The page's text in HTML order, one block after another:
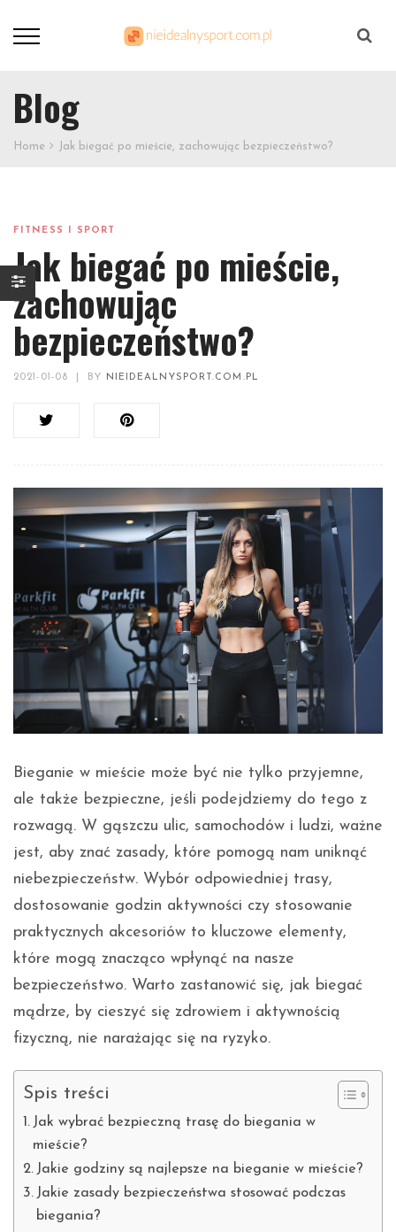
Blog
Home Jak biegać po mieście, zachowując bezpieczeństwo?
FITNESS I SPORT
Jak biegać po mieście,
zachowując
bezpieczeństwo?
2021-01-08 BY NIEIDEALNYSPORT.COM.PL
Bieganie w mieście może być nie tylko przyjemne,
ale także bezpieczne, jeśli podejdziemy do tego z
rozwagą. W gąszczu ulic, samochodów i ludzi, ważne
jest, aby znać zasady, które pomogą nam uniknąć
niebezpieczeństw. Wybór odpowiedniej trasy,
dostosowanie godzin aktywności czy stosowanie
praktycznych akcesoriów to kluczowe elementy,
które mogą znacząco wpłynąć na nasze
bezpieczeństwo. Warto zastanowić się, jak biegać
mądrze, by cieszyć się zdrowiem i aktywnością
fizyczną, nie narażając się na ryzyko.
Spis treści
Jak wybrać bezpieczną trasę do biegania w
mieście?
Jakie godziny są najlepsze na bieganie w mieście?
Jakie zasady bezpieczeństwa stosować podczas
biegania?